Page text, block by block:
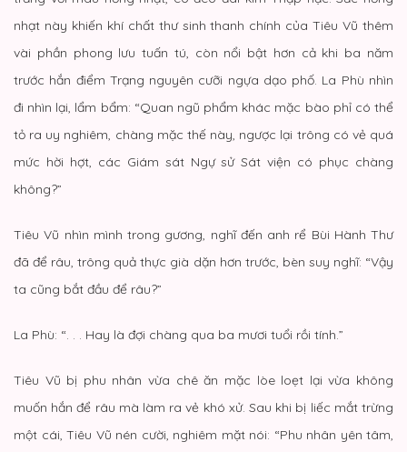
nhạt này khiến khí chất thư sinh thanh chính của Tiêu Vũ thêm
vài phần phong lưu tuấn tú, còn nổi bật hơn cả khi ba năm
trước hắn điểm Trạng nguyên cưỡi ngựa dạo phố. La Phù nhìn
đi nhìn lại, lẩm bẩm: “Quan ngũ phẩm khác mặc bào phỉ có thể
tỏ ra uy nghiêm, chàng mặc thế này, ngược lại trông có vẻ quá
mức hời hợt, các Giám sát Ngự sử Sát viện có phục chàng
không?”
Tiêu Vũ nhìn mình trong gương, nghĩ đến anh rể Bùi Hành Thư
đã để râu, trông quả thực già dặn hơn trước, bèn suy nghĩ: “Vậy
ta cũng bắt đầu để râu?”
La Phù: “. . . Hay là đợi chàng qua ba mươi tuổi rồi tính.”
Tiêu Vũ bị phu nhân vừa chê ăn mặc lòe loẹt lại vừa không
muốn hắn để râu mà làm ra vẻ khó xử. Sau khi bị liếc mắt trừng
một cái, Tiêu Vũ nén cười, nghiêm mặt nói: “Phu nhân yên tâm,